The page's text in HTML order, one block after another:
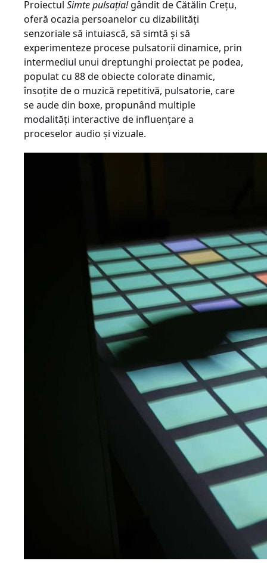
Proiectul Simte pulsaţia!gândit de Cătălin Creţu,
oferă ocazia persoanelor cu dizabilităţi
senzoriale să intuiască, să simtă şi să
experimenteze procese pulsatorii dinamice, prin
intermediul unui dreptunghi proiectat pe podea,
populat cu 88 de obiecte colorate dinamic,
însoţite de o muzică repetitivă, pulsatorie, care
se aude din boxe, propunând multiple
modalităţi interactive de influenţare a
proceselor audio şi vizuale.